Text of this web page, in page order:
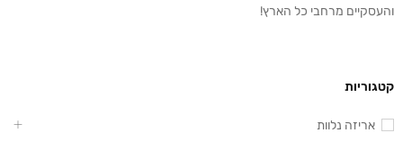
והעסקיים מרחבי כל הארץ!
קטגוריות
אריזה נלוות